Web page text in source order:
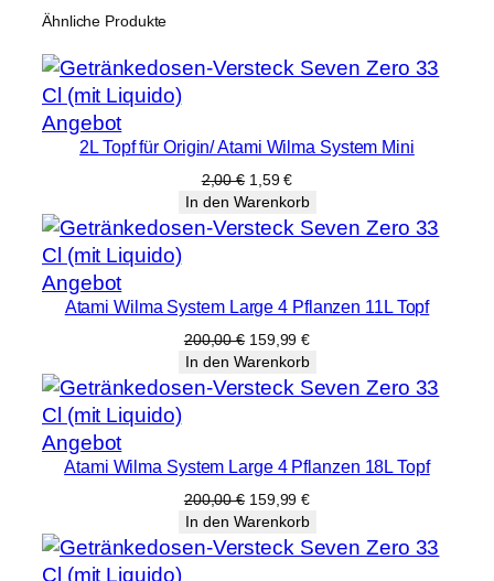
Ähnliche Produkte
AngebotProdukt
im
2L Topf für Origin/ Atami Wilma System Mini
2,00€ Ursprünglicher
Preis
war:
2,00 €
1,59€Aktueller
Preis
ist:
1,59 €.
In den Warenkorb
AngebotProdukt
im
Angebot
Atami Wilma System Large 4 Pflanzen 11L Topf
200,00€ Ursprünglicher
Preis
war:
200,00 €
159,99€Aktueller
Preis
ist:
159,99 €.
In den Warenkorb
AngebotProdukt
im
Angebot
Atami Wilma System Large 4 Pflanzen 18L Topf
200,00€ Ursprünglicher
Preis
war:
200,00 €
159,99€Aktueller
Preis
ist:
159,99 €.
In den Warenkorb